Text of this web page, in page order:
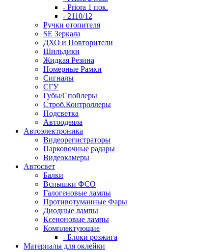
- Priora 1 пок.
- 2110/12
Ручки отопителя
SE Зеркала
ДХО и Повторители
Шильдики
Жидкая Резина
Номерные Рамки
Сигналы
СГУ
Губы/Спойлеры
Строб.Контроллеры
Подсветка
Автоодеяла
Автоэлектроника
Видеорегистраторы
Парковочные радары
Видеокамеры
Автосвет
Балки
Вспышки ФСО
Галогеновые лампы
Противотуманные Фары
Диодные лампы
Ксеноновые лампы
Комплектующие
- Блоки розжига
Материалы для оклейки